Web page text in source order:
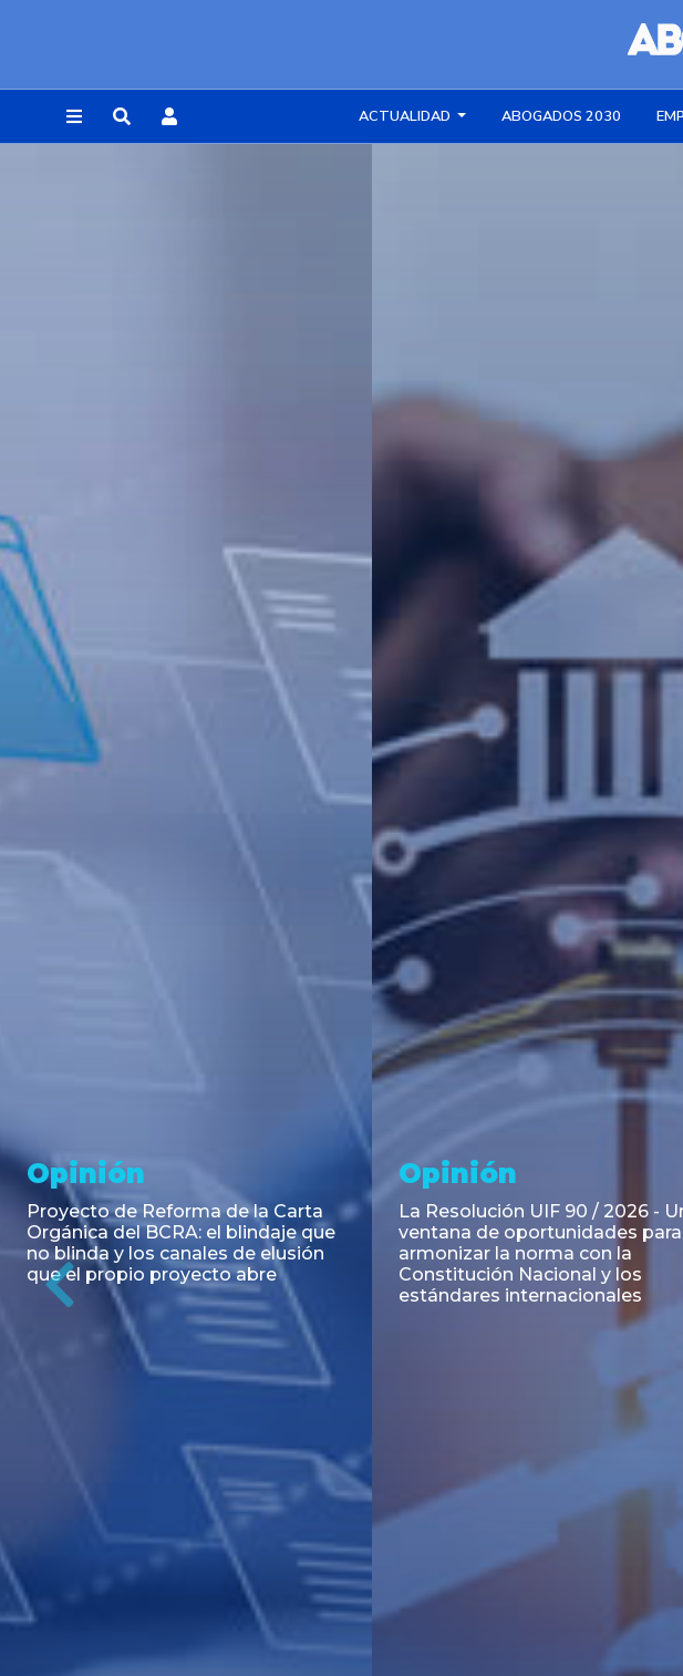
ACTUALIDAD ABOGADOS 2030
Noticia
RESOLUCIÓN 271/2026 de la
SECRETARIA DE COORDINACIÓN
DE PRODUCCIÓN: Actualización y
unificación de las advertencias
obligatorias en la publicidad de
juegos y apuestas en...
Asesoramiento y
Transacciones
Emisión de Obligaciones
Negociables Clase E de Central
Puerto S.A. por un Valor Nominal
de U$S 98.897.303
Previous